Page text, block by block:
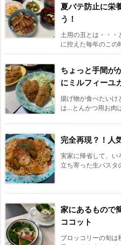
夏バテ防止に栄
う！
土用の丑とは・・・
に控えた毎年のこの
ちょっと手間が
にミルフィーユ
揚げ物が食べたいけ
は…とんかつ用お肉
完全再現？！人
実家に帰省して、い
立ち寄った生パスタ
家にあるもので
ココット
ブロッコリーの旬は